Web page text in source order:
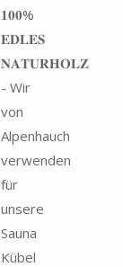
𝟏𝟎𝟎%
𝐄𝐃𝐋𝐄𝐒
𝐍𝐀𝐓𝐔𝐑𝐇𝐎𝐋𝐙
- Wir
von
Alpenhauch
verwenden
für
unsere
Sauna
Kübel